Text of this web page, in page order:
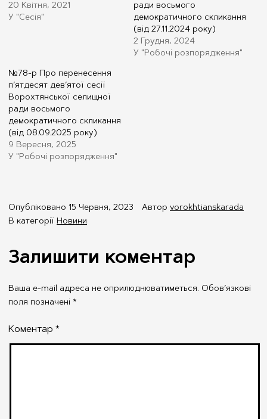
Виконавчий комітет
Селищний голова
Відеозаписи засідань
Бюджет
Закупівлі
Регуляторна політика
Накази
Молодіжна рада
Депутатський корпус
Відділ туризму, зовнішніх зв’язків та інвестицій
Відділ соціального захисту населення
Віртуальний тур
Фестивалі та урочистості
Стратегія розвитку
Для інвестора
Для туриста
Брендбуки громади
20 Квітня, 2021
У "Сесія"
ради восьмого
демократичного скликання
(від 27.11.2024 року)
2 Грудня, 2024
У "Робочі розпорядження"
№78-р Про перенесення
п’ятдесят дев’ятої сесії
Ворохтянської селищної
ради восьмого
демократичного скликання
(від 08.09.2025 року)
9 Вересня, 2025
У "Робочі розпорядження"
Опубліковано 15 Червня, 2023 Автор vorokhtianskarada
В категорії Новини
Залишити коментар
Ваша e-mail адреса не оприлюднюватиметься. Обов’язкові
поля позначені *
Коментар *